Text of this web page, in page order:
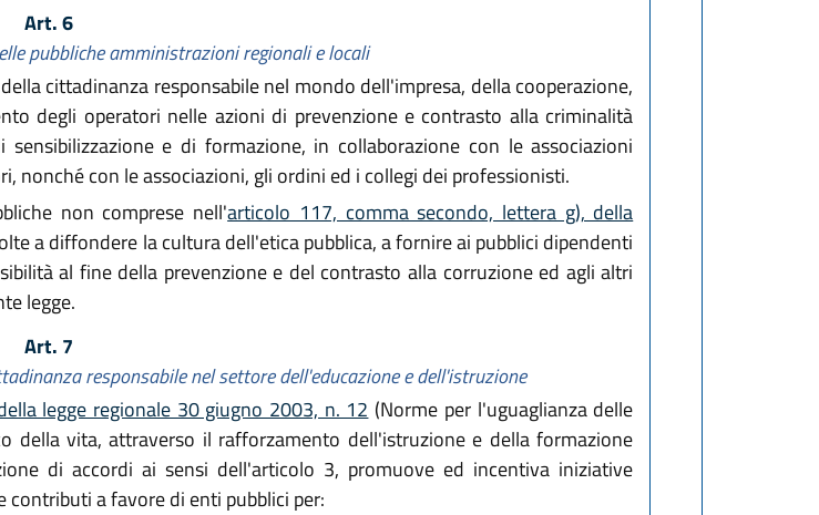
Art. 6
pubbliche amministrazioni regionali e locali
cittadinanza responsabile nel mondo dell'impresa, della cooperazione,
degli operatori nelle azioni di prevenzione e contrasto alla criminalità
e di formazione, in collaborazione con le associazioni
nonché con le associazioni, gli ordini ed i collegi dei professionisti.
non comprese nell'articolo 117, comma secondo, lettera g), della
a diffondere la cultura dell'etica pubblica, a fornire ai pubblici dipendenti
al fine della prevenzione e del contrasto alla corruzione ed agli altri
legge.
Art. 7
responsabile nel settore dell'educazione e dell'istruzione
legge regionale 30 giugno 2003, n. 12 (Norme per l'uguaglianza delle
della vita, attraverso il rafforzamento dell'istruzione e della formazione
di accordi ai sensi dell'articolo 3, promuove ed incentiva iniziative
a favore di enti pubblici per: